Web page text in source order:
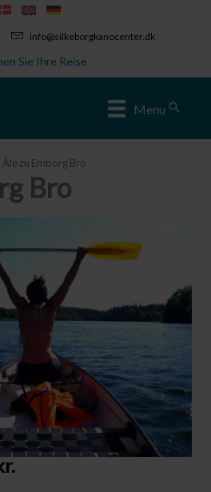
info@silkeborgkanocenter.dk
Sie Ihre Reise
Menu
Åle zu Emborg Bro
Bro